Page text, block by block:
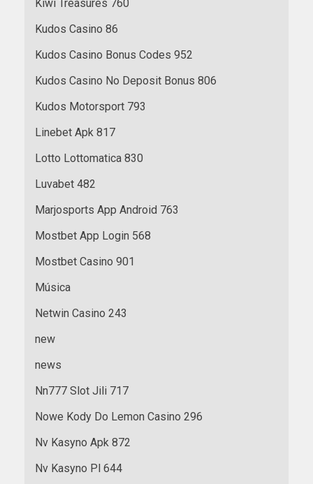
Kiwi Treasures 760
Kudos Casino 86
Kudos Casino Bonus Codes 952
Kudos Casino No Deposit Bonus 806
Kudos Motorsport 793
Linebet Apk 817
Lotto Lottomatica 830
Luvabet 482
Marjosports App Android 763
Mostbet App Login 568
Mostbet Casino 901
Música
Netwin Casino 243
new
news
Nn777 Slot Jili 717
Nowe Kody Do Lemon Casino 296
Nv Kasyno Apk 872
Nv Kasyno Pl 644